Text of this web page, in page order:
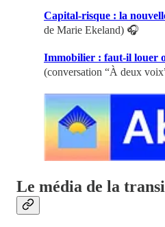
Capital-risque : la
de Marie Ekeland) 🎧
Immobilier : faut-il louer
(conversation “À deux
Le média de la